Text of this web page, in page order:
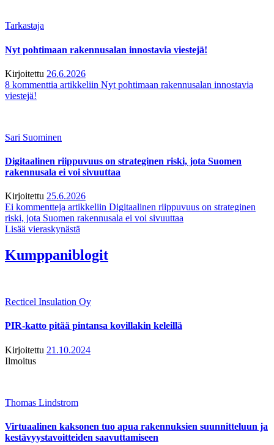
Tarkastaja
Nyt pohtimaan rakennusalan innostavia viestejä!
Kirjoitettu 26.6.2026
8 kommenttia artikkeliin Nyt pohtimaan rakennusalan innostavia
viestejä!
Sari Suominen
Digitaalinen riippuvuus on strateginen riski, jota Suomen
rakennusala ei voi sivuuttaa
Kirjoitettu 25.6.2026
Ei kommentteja artikkeliin Digitaalinen riippuvuus on strateginen
riski, jota Suomen rakennusala ei voi sivuuttaa
Lisää vieraskynästä
Kumppaniblogit
Recticel Insulation Oy
PIR-katto pitää pintansa kovillakin keleillä
Kirjoitettu 21.10.2024
Ilmoitus
Thomas Lindstrom
Virtuaalinen kaksonen tuo apua rakennuksien suunnitteluun ja
kestävyystavoitteiden saavuttamiseen